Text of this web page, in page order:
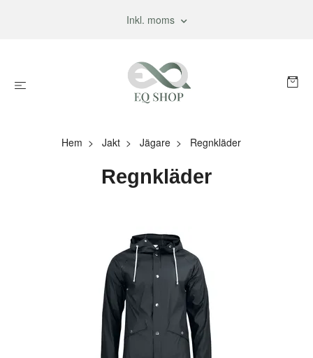
Inkl. moms
Hem Jakt Jägare Regnkläder
Regnkläder